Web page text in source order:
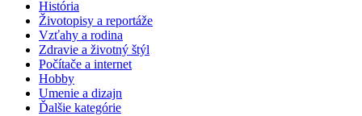
História
Životopisy a reportáže
Vzťahy a rodina
Zdravie a životný štýl
Počítače a internet
Hobby
Umenie a dizajn
Ďalšie kategórie